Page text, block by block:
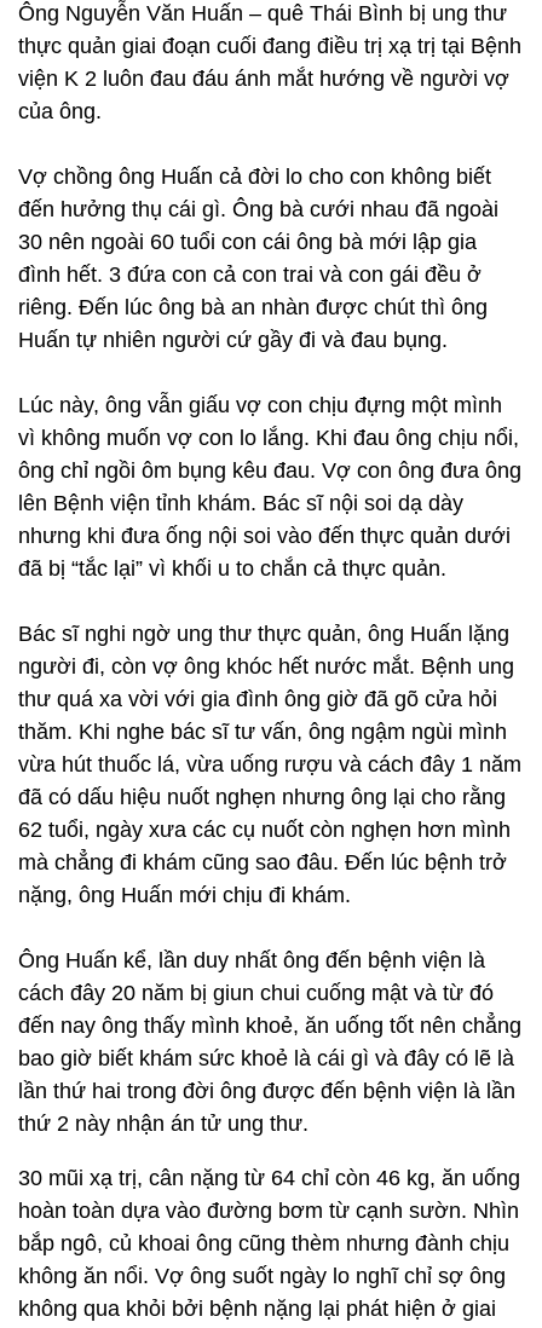
Ông Nguyễn Văn Huấn – quê Thái Bình bị ung thư
thực quản giai đoạn cuối đang điều trị xạ trị tại Bệnh
viện K 2 luôn đau đáu ánh mắt hướng về người vợ
của ông.
Vợ chồng ông Huấn cả đời lo cho con không biết
đến hưởng thụ cái gì. Ông bà cưới nhau đã ngoài
30 nên ngoài 60 tuổi con cái ông bà mới lập gia
đình hết. 3 đứa con cả con trai và con gái đều ở
riêng. Đến lúc ông bà an nhàn được chút thì ông
Huấn tự nhiên người cứ gầy đi và đau bụng.
Lúc này, ông vẫn giấu vợ con chịu đựng một mình
vì không muốn vợ con lo lắng. Khi đau ông chịu nổi,
ông chỉ ngồi ôm bụng kêu đau. Vợ con ông đưa ông
lên Bệnh viện tỉnh khám. Bác sĩ nội soi dạ dày
nhưng khi đưa ống nội soi vào đến thực quản dưới
đã bị “tắc lại” vì khối u to chắn cả thực quản.
Bác sĩ nghi ngờ ung thư thực quản, ông Huấn lặng
người đi, còn vợ ông khóc hết nước mắt. Bệnh ung
thư quá xa vời với gia đình ông giờ đã gõ cửa hỏi
thăm. Khi nghe bác sĩ tư vấn, ông ngậm ngùi mình
vừa hút thuốc lá, vừa uống rượu và cách đây 1 năm
đã có dấu hiệu nuốt nghẹn nhưng ông lại cho rằng
62 tuổi, ngày xưa các cụ nuốt còn nghẹn hơn mình
mà chẳng đi khám cũng sao đâu. Đến lúc bệnh trở
nặng, ông Huấn mới chịu đi khám.
Ông Huấn kể, lần duy nhất ông đến bệnh viện là
cách đây 20 năm bị giun chui cuống mật và từ đó
đến nay ông thấy mình khoẻ, ăn uống tốt nên chẳng
bao giờ biết khám sức khoẻ là cái gì và đây có lẽ là
lần thứ hai trong đời ông được đến bệnh viện là lần
thứ 2 này nhận án tử ung thư.
30 mũi xạ trị, cân nặng từ 64 chỉ còn 46 kg, ăn uống
hoàn toàn dựa vào đường bơm từ cạnh sườn. Nhìn
bắp ngô, củ khoai ông cũng thèm nhưng đành chịu
không ăn nổi. Vợ ông suốt ngày lo nghĩ chỉ sợ ông
không qua khỏi bởi bệnh nặng lại phát hiện ở giai